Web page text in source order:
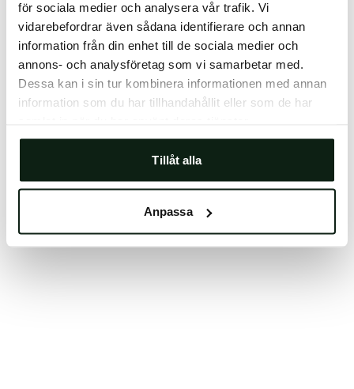
för sociala medier och analysera vår trafik. Vi
vidarebefordrar även sådana identifierare och annan
information från din enhet till de sociala medier och
annons- och analysföretag som vi samarbetar med.
Dessa kan i sin tur kombinera informationen med annan
information som du har tillhandahållit eller som de har
Tillåt alla
Anpassa
reopening your browser.
Clearing your browser cache may also help in some
cases.
We apologize for the inconvenience.